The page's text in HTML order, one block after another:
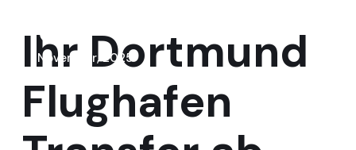
3
November, 2025
Ihr Dortmund
Flughafen